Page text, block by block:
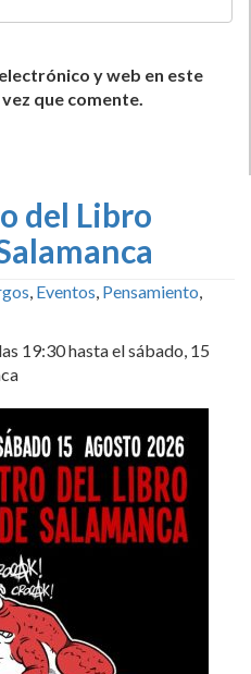
y web en este
que comente.
del Libro
Eventos Pensamiento
19:30 hasta el sábado, 15